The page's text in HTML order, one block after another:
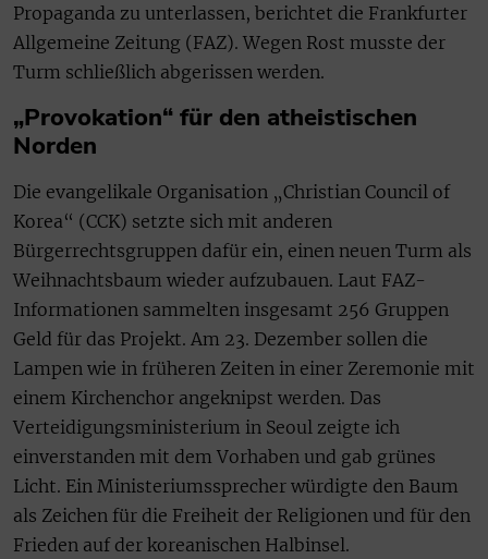
Propaganda zu unterlassen, berichtet die Frankfurter
Allgemeine Zeitung (FAZ). Wegen Rost musste der
Turm schließlich abgerissen werden.
„Provokation“ für den atheistischen
Norden
Die evangelikale Organisation „Christian Council of
Korea“ (CCK) setzte sich mit anderen
Bürgerrechtsgruppen dafür ein, einen neuen Turm als
Weihnachtsbaum wieder aufzubauen. Laut FAZ-
Informationen sammelten insgesamt 256 Gruppen
Geld für das Projekt. Am 23. Dezember sollen die
Lampen wie in früheren Zeiten in einer Zeremonie mit
einem Kirchenchor angeknipst werden. Das
Verteidigungsministerium in Seoul zeigte ich
einverstanden mit dem Vorhaben und gab grünes
Licht. Ein Ministeriumssprecher würdigte den Baum
als Zeichen für die Freiheit der Religionen und für den
Frieden auf der koreanischen Halbinsel.